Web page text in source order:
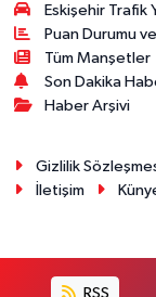
Eskişehir Trafik
Puan Durumu
Tüm Manşetler
Son Dakika
Haber Arşivi
Gizlilik
İletişim
RSS